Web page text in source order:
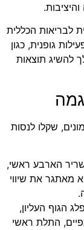
לבריאות הכללית
גופנית, כגון
להשיג תוצאות
שקלו לנסות
הארבע ראשי,
מאתגר את שיווי
הגוף העליון,
התלת ראשי